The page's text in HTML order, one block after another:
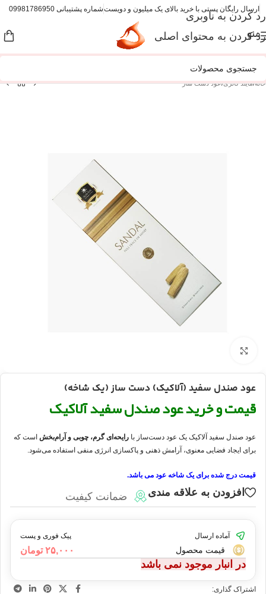
رد کردن به ناوبری
رد کردن به محتوای اصلی
ارسال رایگان پستی با خرید بالای یک میلیون و دویستشماره پشتیبانی 09981786950
منو
خانه/مایند گالری/عود دست ساز
عود صندل سفید (آلاکیک) دست ساز (یک شاخه)
قیمت و خرید عود صندل سفید آلاکیک
عود صندل سفید آلاکیک یک عود دست‌ساز با رایحه‌ای گرم، چوبی و آرام‌بخش است که
برای ایجاد فضایی معنوی، آرامش ذهنی و پاکسازی انرژی منفی استفاده می‌شود.
قیمت درج شده برای یک شاخه عود می باشد.
افزودن به علاقه مندی ضمانت کیفیت
آماده ارسال پیک فوری و پست
قیمت محصول ۲۵,۰۰۰ تومان
در انبار موجود نمی باشد
اشتراک گذاری: